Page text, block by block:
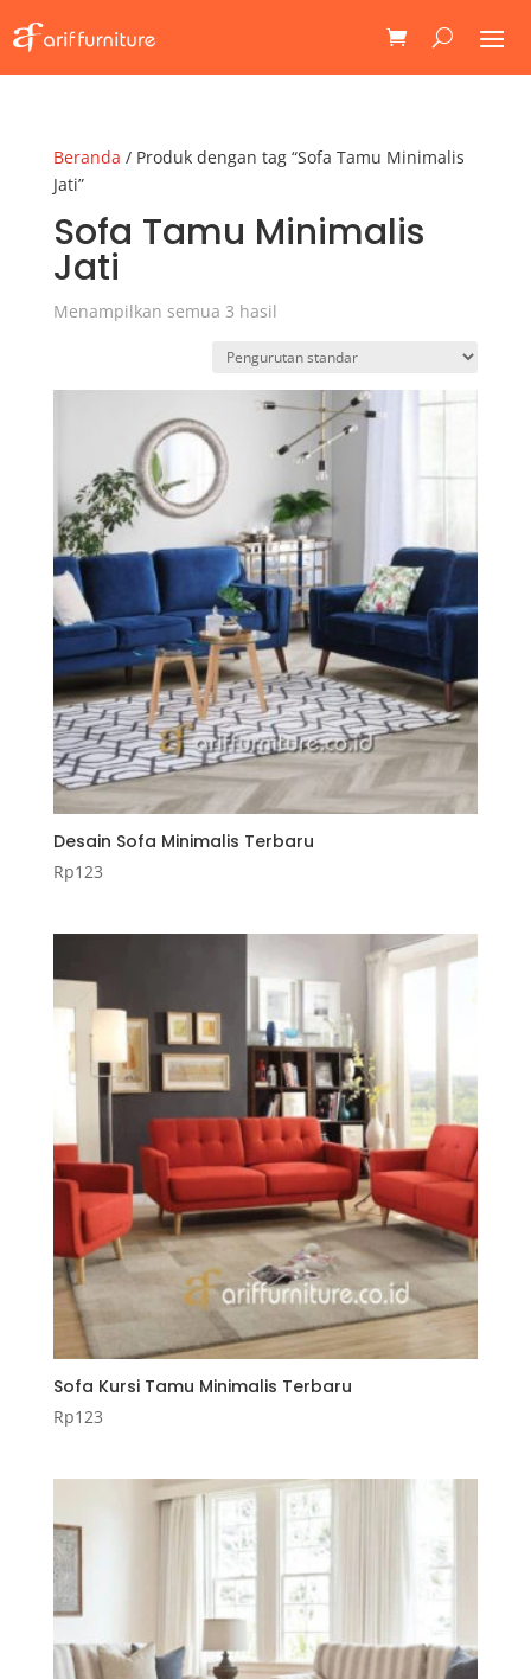
Beranda / Produk dengan tag “Sofa Tamu Minimalis
Jati”
Sofa Tamu Minimalis
Jati
Menampilkan semua 3 hasil
Desain Sofa Minimalis Terbaru
Rp123
Sofa Kursi Tamu Minimalis Terbaru
Rp123